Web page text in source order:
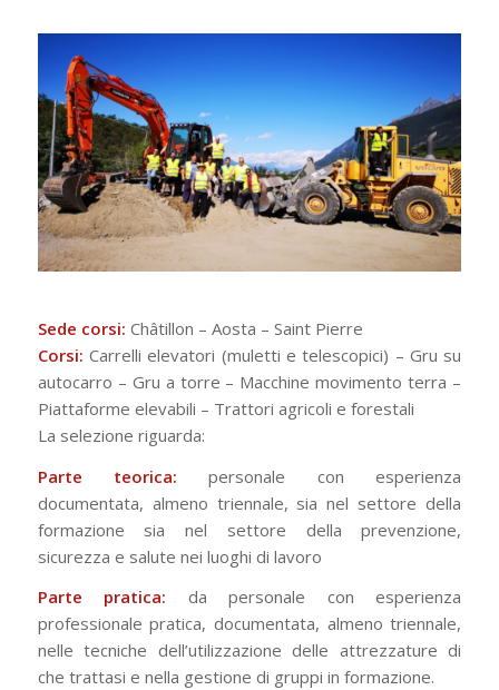
Sede corsi: Châtillon – Aosta – Saint Pierre
Corsi: Carrelli elevatori (muletti e telescopici) – Gru su
autocarro – Gru a torre – Macchine movimento terra –
Piattaforme elevabili – Trattori agricoli e forestali
La selezione riguarda:
Parte teorica: personale con esperienza
documentata, almeno triennale, sia nel settore della
formazione sia nel settore della prevenzione,
sicurezza e salute nei luoghi di lavoro
Parte pratica: da personale con esperienza
professionale pratica, documentata, almeno triennale,
nelle tecniche dell’utilizzazione delle attrezzature di
che trattasi e nella gestione di gruppi in formazione.